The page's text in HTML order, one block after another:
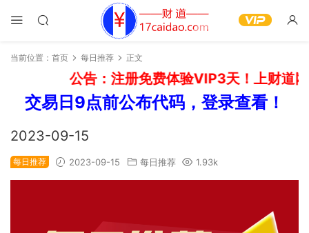
当前位置： 首页 每日推荐 正文
公告：注册免费体验VIP3天！上财道
交易日9点前公布代码，登录查看！
2023-09-15
每日推荐 2023-09-15 每日推荐 1.93k